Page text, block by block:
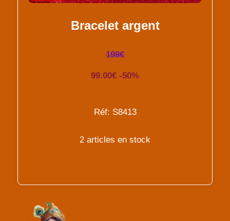
Bracelet argent
198€
99.00€ -50%
Réf: S8413
2 articles en stock